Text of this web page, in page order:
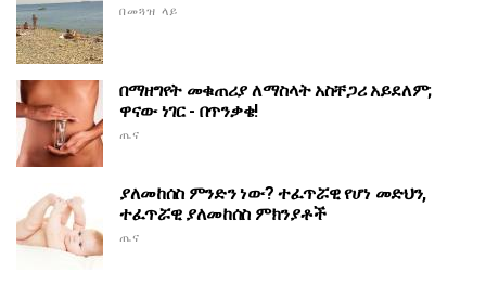
በመጓዝ ላይ
በማዘግየት መቁጠሪያ ለማስላት አስቸጋሪ አይደለም;
ዋናው ነገር - በጥንቃቄ!
ጤና
ያለመከሰስ ምንድን ነው? ተፈጥሯዊ የሆነ መድህን,
ተፈጥሯዊ ያለመከሰስ ምክንያቶች
ጤና